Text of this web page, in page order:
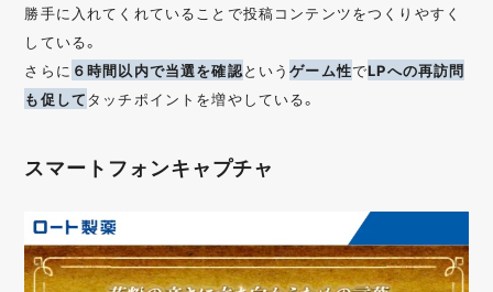
勝手に入れてくれていることで投稿コンテンツをつくりやすく
している。
さらに ６時間以内で当選を確認というゲーム性でLPへの再訪問
も促してタッチポイントを増やしている。
スマートフォンキャプチャ